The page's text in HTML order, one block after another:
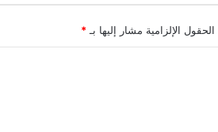
الحقول الإلزامية مشار إليها بـ *